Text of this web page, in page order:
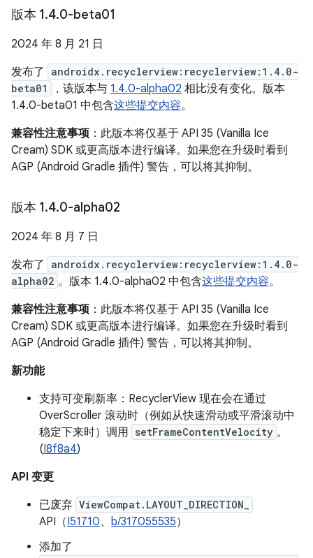
版本 1.4.0-beta01
2024 年 8 月 21 日
发布了
androidx.recyclerview:recyclerview:1.4.0-
beta01
，该版本与 1.4.0-alpha02 相比没有变化。版本
1.4.0-beta01 中包含这些提交内容。
兼容性注意事项 ：此版本将仅基于 API 35 (Vanilla Ice
Cream) SDK 或更高版本进行编译。如果您在升级时看到
AGP (Android Gradle 插件) 警告，可以将其抑制。
版本 1.4.0-alpha02
2024 年 8 月 7 日
发布了
androidx.recyclerview:recyclerview:1.4.0-
alpha02 。版本 1.4.0-alpha02 中包含这些提交内容。
兼容性注意事项 ：此版本将仅基于 API 35 (Vanilla Ice
Cream) SDK 或更高版本进行编译。如果您在升级时看到
AGP (Android Gradle 插件) 警告，可以将其抑制。
新功能
支持可变刷新率：RecyclerView 现在会在通过
OverScroller 滚动时（例如从快速滑动或平滑滚动中
稳定下来时）调用 setFrameContentVelocity 。
(I8f8a4)
API 变更
已废弃 ViewCompat.LAYOUT_DIRECTION_
API（I51710、 b/317055535）
添加了